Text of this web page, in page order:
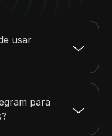
usar
para